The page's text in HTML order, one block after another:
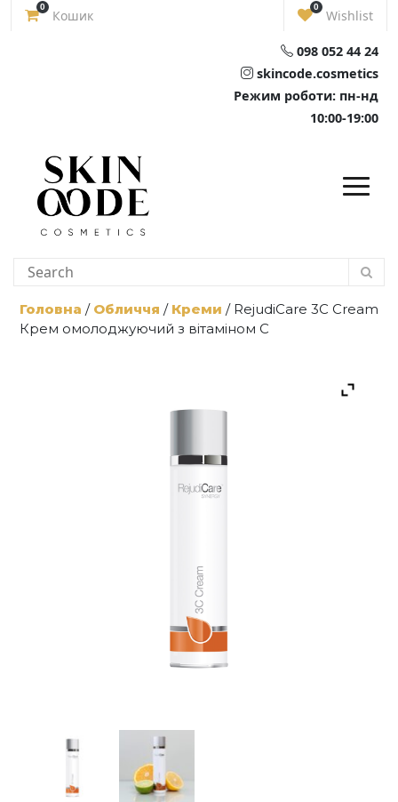
Skip
0
Кошик
0
Wishlist
098 052 44 24
skincode.cosmetics
Режим роботи: пн-нд
10:00-19:00
Головна / Обличчя / Креми / RejudiCare 3C Cream
Крем омолоджуючий з вітаміном C